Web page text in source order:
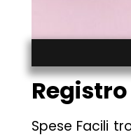
Registro
Spese Facili